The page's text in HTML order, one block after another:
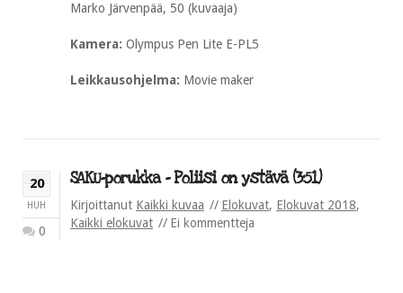
Marko Järvenpää, 50 (kuvaaja)
Kamera: Olympus Pen Lite E-PL5
Leikkausohjelma: Movie maker
20
HUH
0
SAKU-porukka – Poliisi on ystävä (3:51)
Kirjoittanut Kaikki kuvaa Elokuvat, Elokuvat 2018,
Kaikki elokuvat
Ei kommentteja